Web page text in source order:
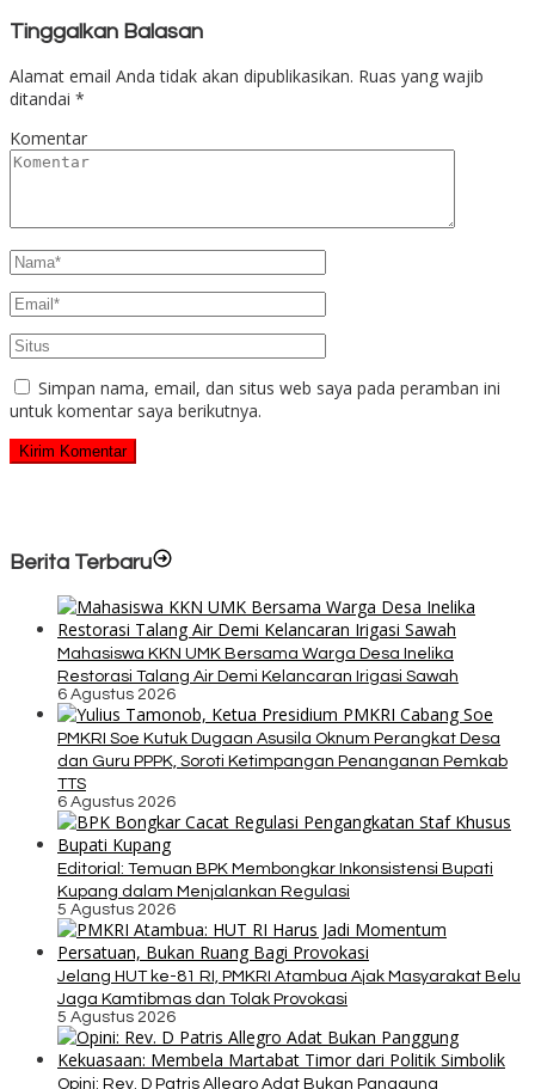
Tinggalkan Balasan
Alamat email Anda tidak akan dipublikasikan. Ruas yang wajib
ditandai *
Komentar
Simpan nama, email, dan situs web saya pada peramban ini
untuk komentar saya berikutnya.
Berita Terbaru
Mahasiswa KKN UMK Bersama Warga Desa Inelika
Restorasi Talang Air Demi Kelancaran Irigasi Sawah
6 Agustus 2026
PMKRI Soe Kutuk Dugaan Asusila Oknum Perangkat Desa
dan Guru PPPK, Soroti Ketimpangan Penanganan Pemkab
TTS
6 Agustus 2026
Editorial: Temuan BPK Membongkar Inkonsistensi Bupati
Kupang dalam Menjalankan Regulasi
5 Agustus 2026
Jelang HUT ke-81 RI, PMKRI Atambua Ajak Masyarakat Belu
Jaga Kamtibmas dan Tolak Provokasi
5 Agustus 2026
Opini: Rev. D Patris Allegro Adat Bukan Panggung